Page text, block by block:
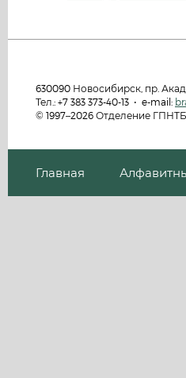
630090 Новосибирск, пр.
Тел.: +7 383 373-40-13 • e-mail:
© 1997–2026 Отделение
Главная